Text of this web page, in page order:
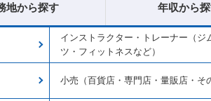
地から探す 年収から
インストラクター・トレーナー（ジ
ツ・フィットネスなど）
小売（百貨店・専門店・量販店・そ